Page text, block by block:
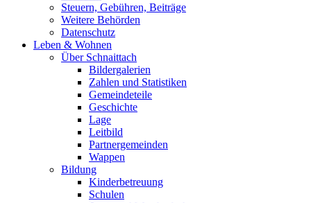
Steuern, Gebühren, Beiträge
Weitere Behörden
Datenschutz
Leben & Wohnen
Über Schnaittach
Bildergalerien
Zahlen und Statistiken
Gemeindeteile
Geschichte
Lage
Leitbild
Partnergemeinden
Wappen
Bildung
Kinderbetreuung
Schulen